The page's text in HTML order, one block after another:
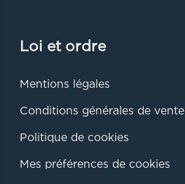
Loi et ordre
Mentions légales
Conditions générales de vente
Politique de cookies
Mes préférences de cookies